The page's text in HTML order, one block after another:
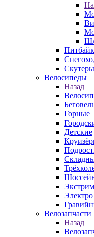
Скутеры
Велосипеды
Назад
Горные
Детские
Экстрим
Электро
Велозапчасти
Назад